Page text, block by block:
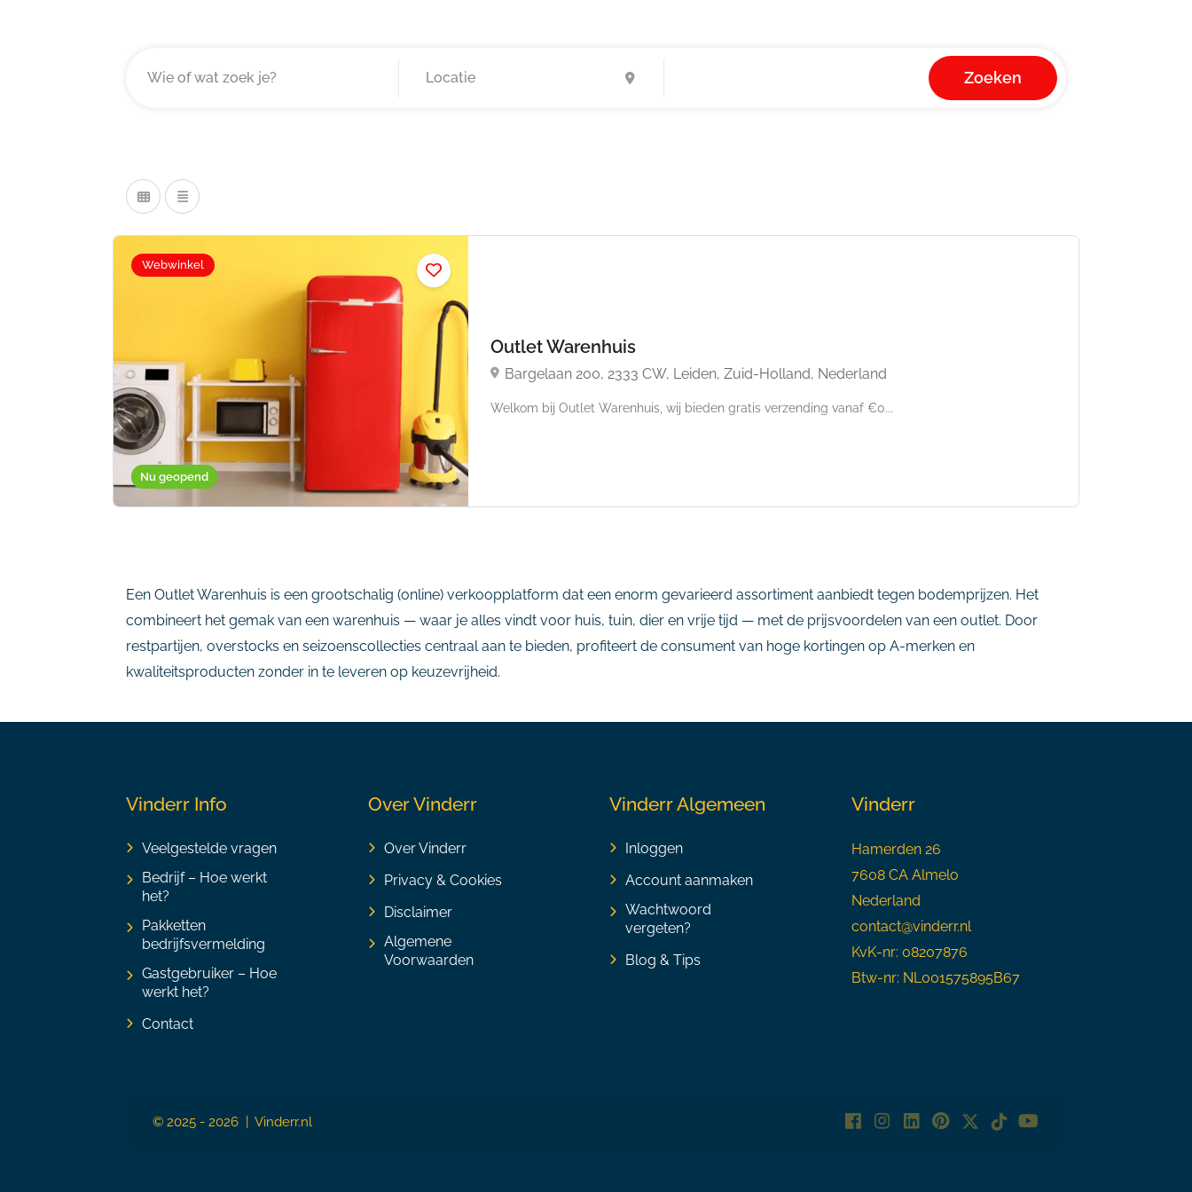
Zoeken
Nu geopend
Webwinkel
Outlet Warenhuis
Bargelaan 200, 2333 CW, Leiden, Zuid-Holland, Nederland
Welkom bij Outlet Warenhuis, wij bieden gratis verzending vanaf €0...
Een Outlet Warenhuis is een grootschalig (online) verkoopplatform dat een enorm gevarieerd assortiment aanbiedt tegen bodemprijzen. Het
combineert het gemak van een warenhuis — waar je alles vindt voor huis, tuin, dier en vrije tijd — met de prijsvoordelen van een outlet. Door
restpartijen, overstocks en seizoenscollecties centraal aan te bieden, profiteert de consument van hoge kortingen op A-merken en
kwaliteitsproducten zonder in te leveren op keuzevrijheid.
Vinderr Info
Veelgestelde vragen
Bedrijf – Hoe werkt
het?
Pakketten
bedrijfsvermelding
Gastgebruiker – Hoe
werkt het?
Contact
Over Vinderr
Over Vinderr
Privacy & Cookies
Disclaimer
Algemene
Voorwaarden
Vinderr Algemeen
Inloggen
Account aanmaken
Wachtwoord
vergeten?
Blog & Tips
Vinderr
Hamerden 26
7608 CA Almelo
Nederland
contact@vinderr.nl
KvK-nr: 08207876
Btw-nr: NL001575895B67
© 2025 - 2026 | Vinderr.nl